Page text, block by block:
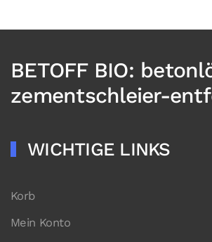
BETOFF BIO:
zementschleier-
WICHTIGE LINKS
Korb
Mein Konto